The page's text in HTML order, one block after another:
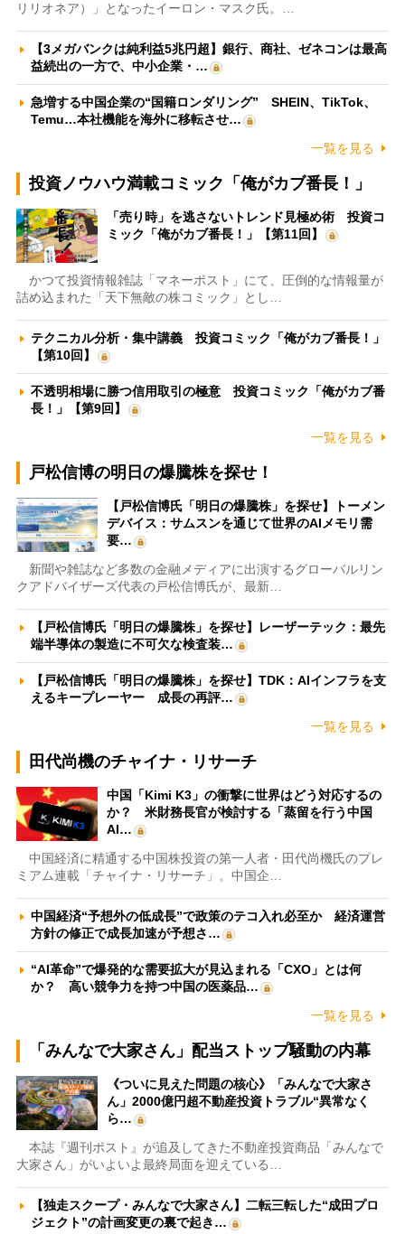
リリオネア）」となったイーロン・マスク氏。…
【3メガバンクは純利益5兆円超】銀行、商社、ゼネコンは最高
益続出の一方で、中小企業・…
急増する中国企業の“国籍ロンダリング” SHEIN、TikTok、
Temu…本社機能を海外に移転させ…
一覧を見る
投資ノウハウ満載コミック「俺がカブ番長！」
「売り時」を逃さないトレンド見極め術 投資コ
ミック「俺がカブ番長！」【第11回】
かつて投資情報雑誌「マネーポスト」にて、圧倒的な情報量が
詰め込まれた「天下無敵の株コミック」とし…
テクニカル分析・集中講義 投資コミック「俺がカブ番長！」
【第10回】
不透明相場に勝つ信用取引の極意 投資コミック「俺がカブ番
長！」【第9回】
一覧を見る
戸松信博の明日の爆騰株を探せ！
【戸松信博氏「明日の爆騰株」を探せ】トーメン
デバイス：サムスンを通じて世界のAIメモリ需
要…
新聞や雑誌など多数の金融メディアに出演するグローバルリン
クアドバイザーズ代表の戸松信博氏が、最新…
【戸松信博氏「明日の爆騰株」を探せ】レーザーテック：最先
端半導体の製造に不可欠な検査装…
【戸松信博氏「明日の爆騰株」を探せ】TDK：AIインフラを支
えるキープレーヤー 成長の再評…
一覧を見る
田代尚機のチャイナ・リサーチ
中国「Kimi K3」の衝撃に世界はどう対応するの
か？ 米財務長官が検討する「蒸留を行う中国
AI…
中国経済に精通する中国株投資の第一人者・田代尚機氏のプレ
ミアム連載「チャイナ・リサーチ」。中国企…
中国経済“予想外の低成長”で政策のテコ入れ必至か 経済運営
方針の修正で成長加速が予想さ…
“AI革命”で爆発的な需要拡大が見込まれる「CXO」とは何
か？ 高い競争力を持つ中国の医薬品…
一覧を見る
「みんなで大家さん」配当ストップ騒動の内幕
《ついに見えた問題の核心》「みんなで大家さ
ん」2000億円超不動産投資トラブル“異常なく
ら…
本誌『週刊ポスト』が追及してきた不動産投資商品「みんなで
大家さん」がいよいよ最終局面を迎えている…
【独走スクープ・みんなで大家さん】二転三転した“成田プロ
ジェクト”の計画変更の裏で起き…